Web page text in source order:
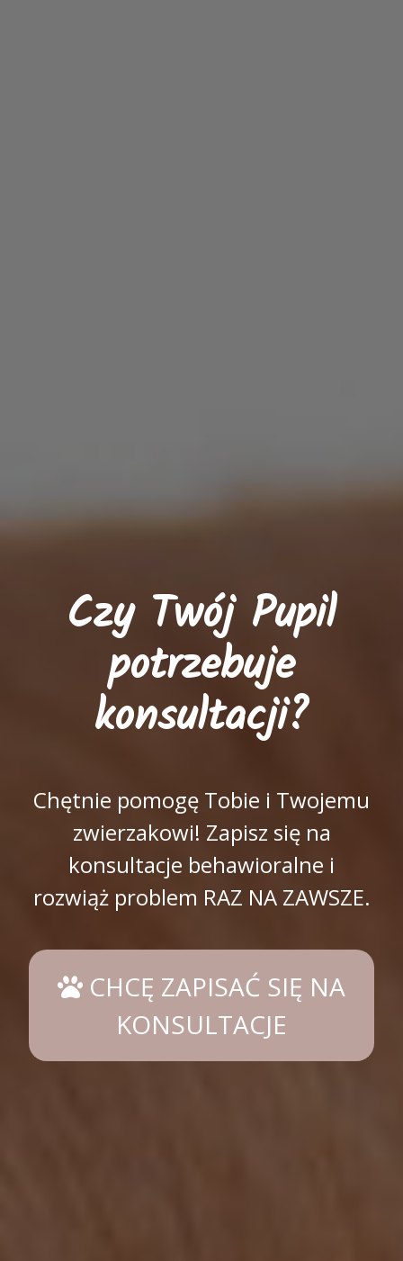
Czy Twój Pupil
potrzebuje
konsultacji?
Chętnie pomogę Tobie i Twojemu
zwierzakowi! Zapisz się na
konsultacje behawioralne i
rozwiąż problem RAZ NA ZAWSZE.
CHCĘ ZAPISAĆ SIĘ NA
KONSULTACJE